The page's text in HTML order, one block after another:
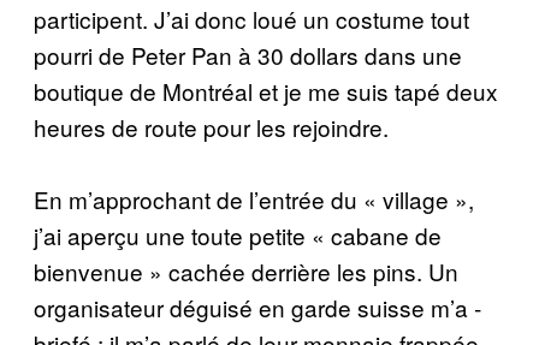
participent. J’ai donc loué un costume tout
pourri de Peter Pan à 30 dollars dans une
boutique de Montréal et je me suis tapé deux
heures de route pour les rejoindre.
En m’approchant de l’entrée du « village »,
j’ai aperçu une toute petite « cabane de
bienvenue » cachée derrière les pins. Un
organisateur déguisé en garde suisse m’a ­